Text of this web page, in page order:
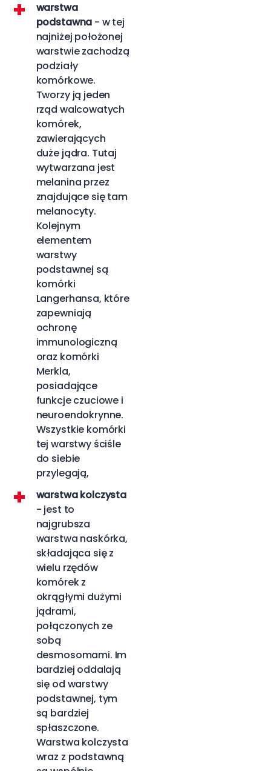
warstwa
podstawna - w tej
najniżej położonej
warstwie zachodzą
podziały
komórkowe.
Tworzy ją jeden
rząd walcowatych
komórek,
zawierających
duże jądra. Tutaj
wytwarzana jest
melanina przez
znajdujące się tam
melanocyty.
Kolejnym
elementem
warstwy
podstawnej są
komórki
Langerhansa, które
zapewniają
ochronę
immunologiczną
oraz komórki
Merkla,
posiadające
funkcje czuciowe i
neuroendokrynne.
Wszystkie komórki
tej warstwy ściśle
do siebie
przylegają,
warstwa kolczysta
- jest to
najgrubsza
warstwa naskórka,
składająca się z
wielu rzędów
komórek z
okrągłymi dużymi
jądrami,
połączonych ze
sobą
desmosomami. Im
bardziej oddalają
się od warstwy
podstawnej, tym
są bardziej
spłaszczone.
Warstwa kolczysta
wraz z podstawną